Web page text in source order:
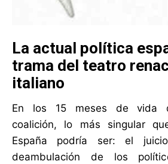
La actual política
trama del teatro
italiano
En los 15 meses de vida
coalición, lo más singular
España podría ser: el
deambulación de los